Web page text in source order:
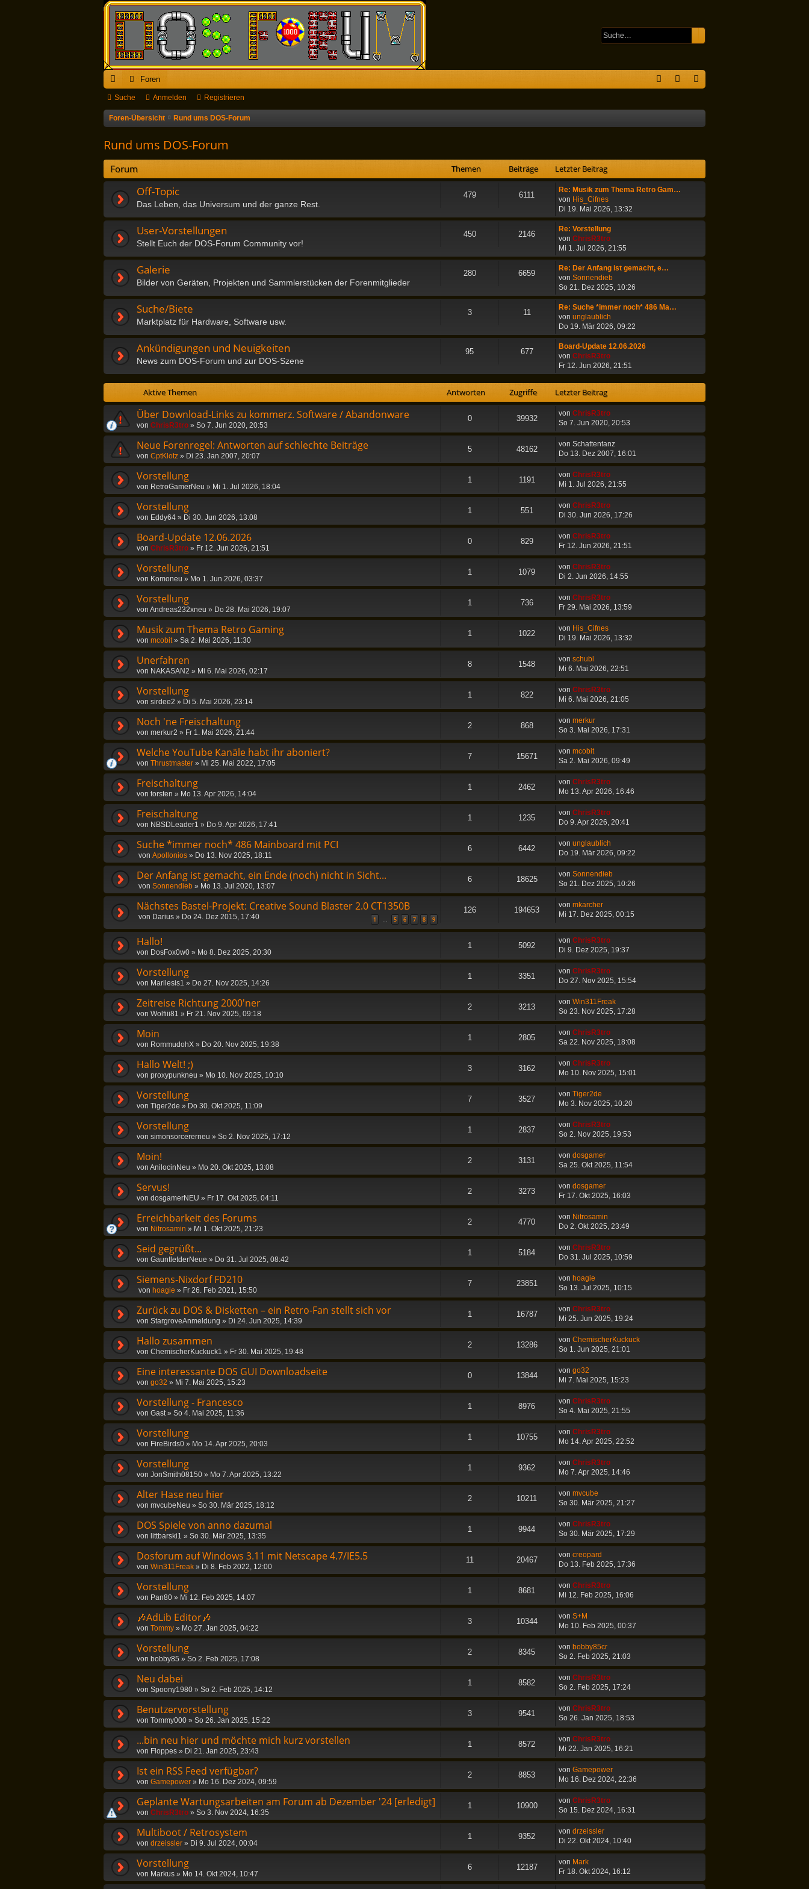
ch
ne
riff
Foren
Suche Anmelden Registrieren
Foren-Übersicht Rund ums DOS-Forum
Rund ums DOS-Forum
Forum Themen Beiträge Letzter Beitrag
Off-Topic
Das Leben, das Universum und der ganze Rest.
479 6111
Re: Musik zum Thema Retro Gam…
von His_Cifnes
u
e
s
t
e
r
B
e
i
t
r
a
g
Di 19. Mai 2026, 13:32
User-Vorstellungen
Stellt Euch der DOS-Forum Community vor!
450 2146
Re: Vorstellung
von ChrisR3tro
e
u
e
s
t
e
r
e
i
t
a
g
Mi 1. Jul 2026, 21:55
Galerie
Bilder von Geräten, Projekten und Sammlerstücken der Forenmitglieder
280 6659
Re: Der Anfang ist gemacht, e…
von Sonnendieb
e
u
e
e
r
e
i
t
a
So 21. Dez 2025, 10:26
Suche/Biete
Marktplatz für Hardware, Software usw.
3 11
Re: Suche *immer noch* 486 Ma…
von unglaublich
e
u
e
t
e
r
e
t
r
a
g
Do 19. Mär 2026, 09:22
Ankündigungen und Neuigkeiten
News zum DOS-Forum und zur DOS-Szene
95 677
Board-Update 12.06.2026
von ChrisR3tro
e
u
e
t
r
B
e
i
t
a
Fr 12. Jun 2026, 21:51
Aktive Themen Antworten Zugriffe Letzter Beitrag
Über Download-Links zu kommerz. Software / Abandonware
von ChrisR3tro » So 7. Jun 2020, 20:53
0 39932
von ChrisR3tro
So 7. Jun 2020, 20:53
Neue Forenregel: Antworten auf schlechte Beiträge
von CptKlotz » Di 23. Jan 2007, 20:07
5 48162
von Schattentanz
Do 13. Dez 2007, 16:01
Vorstellung
von RetroGamerNeu » Mi 1. Jul 2026, 18:04
1 1191
von ChrisR3tro
Mi 1. Jul 2026, 21:55
Vorstellung
von Eddy64 » Di 30. Jun 2026, 13:08
1 551
von ChrisR3tro
Di 30. Jun 2026, 17:26
Board-Update 12.06.2026
von ChrisR3tro » Fr 12. Jun 2026, 21:51
0 829
von ChrisR3tro
Fr 12. Jun 2026, 21:51
Vorstellung
von Komoneu » Mo 1. Jun 2026, 03:37
1 1079
von ChrisR3tro
Di 2. Jun 2026, 14:55
Vorstellung
von Andreas232xneu » Do 28. Mai 2026, 19:07
1 736
von ChrisR3tro
Fr 29. Mai 2026, 13:59
Musik zum Thema Retro Gaming
von mcobit» Sa 2. Mai 2026, 11:30
1 1022
von His_Cifnes
Di 19. Mai 2026, 13:32
Unerfahren
von NAKASAN2 » Mi 6. Mai 2026, 02:17
8 1548
von schubl
Mi 6. Mai 2026, 22:51
Vorstellung
von sirdee2 » Di 5. Mai 2026, 23:14
1 822
von ChrisR3tro
Mi 6. Mai 2026, 21:05
Noch 'ne Freischaltung
von merkur2 » Fr 1. Mai 2026, 21:44
2 868
von merkur
So 3. Mai 2026, 17:31
Welche YouTube Kanäle habt ihr aboniert?
von Thrustmaster » Mi 25. Mai 2022, 17:05
7 15671
von mcobit
Sa 2. Mai 2026, 09:49
Freischaltung
von torsten » Mo 13. Apr 2026, 14:04
1 2462
von ChrisR3tro
Mo 13. Apr 2026, 16:46
Freischaltung
von NBSDLeader1 » Do 9. Apr 2026, 17:41
1 1235
von ChrisR3tro
Do 9. Apr 2026, 20:41
Suche *immer noch* 486 Mainboard mit PCI
von Apollonios » Do 13. Nov 2025, 18:11
6 6442
von unglaublich
Do 19. Mär 2026, 09:22
Der Anfang ist gemacht, ein Ende (noch) nicht in Sicht...
von Sonnendieb » Mo 13. Jul 2020, 13:07
6 18625
von Sonnendieb
So 21. Dez 2025, 10:26
Nächstes Bastel-Projekt: Creative Sound Blaster 2.0 CT1350B
von Darius » Do 24. Dez 2015, 17:40 1 … 5 6 7 8 9
126 194653
von mkarcher
Mi 17. Dez 2025, 00:15
Hallo!
von DosFox0w0 » Mo 8. Dez 2025, 20:30
1 5092
von ChrisR3tro
Di 9. Dez 2025, 19:37
Vorstellung
von Marilesis1 » Do 27. Nov 2025, 14:26
1 3351
von ChrisR3tro
Do 27. Nov 2025, 15:54
Zeitreise Richtung 2000'ner
von Wolfiii81 » Fr 21. Nov 2025, 09:18
2 3213
von Win311Freak
So 23. Nov 2025, 17:28
Moin
von RommudohX » Do 20. Nov 2025, 19:38
1 2805
von ChrisR3tro
Sa 22. Nov 2025, 18:08
Hallo Welt! ;)
von proxypunkneu » Mo 10. Nov 2025, 10:10
3 3162
von ChrisR3tro
Mo 10. Nov 2025, 15:01
Vorstellung
von Tiger2de » Do 30. Okt 2025, 11:09
7 3527
von Tiger2de
Mo 3. Nov 2025, 10:20
Vorstellung
von simonsorcererneu » So 2. Nov 2025, 17:12
1 2837
von ChrisR3tro
So 2. Nov 2025, 19:53
Moin!
von AnilocinNeu » Mo 20. Okt 2025, 13:08
2 3131
von dosgamer
Sa 25. Okt 2025, 11:54
Servus!
von dosgamerNEU » Fr 17. Okt 2025, 04:11
2 3273
von dosgamer
Fr 17. Okt 2025, 16:03
Erreichbarkeit des Forums
von Nitrosamin » Mi 1. Okt 2025, 21:23
2 4770
von Nitrosamin
Do 2. Okt 2025, 23:49
Seid gegrüßt...
von GauntletderNeue » Do 31. Jul 2025, 08:42
1 5184
von ChrisR3tro
Do 31. Jul 2025, 10:59
Siemens-Nixdorf FD210
von hoagie » Fr 26. Feb 2021, 15:50
7 23851
von hoagie
So 13. Jul 2025, 10:15
Zurück zu DOS & Disketten – ein Retro-Fan stellt sich vor
von StargroveAnmeldung » Di 24. Jun 2025, 14:39
1 16787
von ChrisR3tro
Mi 25. Jun 2025, 19:24
Hallo zusammen
von ChemischerKuckuck1 » Fr 30. Mai 2025, 19:48
2 13286
von ChemischerKuckuck
So 1. Jun 2025, 21:01
Eine interessante DOS GUI Downloadseite
von go32 » Mi 7. Mai 2025, 15:23
0 13844
von go32
Mi 7. Mai 2025, 15:23
Vorstellung - Francesco
von Gast» So 4. Mai 2025, 11:36
1 8976
von ChrisR3tro
So 4. Mai 2025, 21:55
Vorstellung
von FireBirds0 » Mo 14. Apr 2025, 20:03
1 10755
von ChrisR3tro
Mo 14. Apr 2025, 22:52
Vorstellung
von JonSmith08150 » Mo 7. Apr 2025, 13:22
1 9362
von ChrisR3tro
Mo 7. Apr 2025, 14:46
Alter Hase neu hier
von mvcubeNeu » So 30. Mär 2025, 18:12
2 10211
von mvcube
So 30. Mär 2025, 21:27
DOS Spiele von anno dazumal
von littbarski1 » So 30. Mär 2025, 13:35
1 9944
von ChrisR3tro
So 30. Mär 2025, 17:29
Dosforum auf Windows 3.11 mit Netscape 4.7/IE5.5
von Win311Freak » Di 8. Feb 2022, 12:00
11 20467
von creopard
Do 13. Feb 2025, 17:36
Vorstellung
von Pan80 » Mi 12. Feb 2025, 14:07
1 8681
von ChrisR3tro
Mi 12. Feb 2025, 16:06
🎶AdLib Editor🎶
von Tommy » Mo 27. Jan 2025, 04:22
3 10344
von S+M
Mo 10. Feb 2025, 00:37
Vorstellung
von bobby85 » So 2. Feb 2025, 17:08
2 8345
von bobby85cr
So 2. Feb 2025, 21:03
Neu dabei
von Spoony1980 » So 2. Feb 2025, 14:12
1 8582
von ChrisR3tro
So 2. Feb 2025, 17:24
Benutzervorstellung
von Tommy000 » So 26. Jan 2025, 15:22
3 9541
von ChrisR3tro
So 26. Jan 2025, 18:53
...bin neu hier und möchte mich kurz vorstellen
von Floppes » Di 21. Jan 2025, 23:43
1 8572
von ChrisR3tro
Mi 22. Jan 2025, 16:21
Ist ein RSS Feed verfügbar?
von Gamepower » Mo 16. Dez 2024, 09:59
2 8853
von Gamepower
Mo 16. Dez 2024, 22:36
Geplante Wartungsarbeiten am Forum ab Dezember '24 [erledigt]
von ChrisR3tro » So 3. Nov 2024, 16:35
1 10900
von ChrisR3tro
So 15. Dez 2024, 16:31
Multiboot / Retrosystem
von drzeissler » Di 9. Jul 2024, 00:04
1 9352
von drzeissler
Di 22. Okt 2024, 10:40
Vorstellung
von Markus » Mo 14. Okt 2024, 10:47
6 12187
von Mark
Fr 18. Okt 2024, 16:12